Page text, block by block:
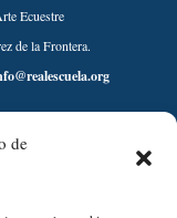
de
Ecuestre
de la Frontera.
Desarrollado por: